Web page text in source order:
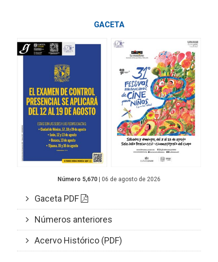
GACETA
Número 5,670 | 06 de agosto de 2026
Gaceta PDF
Números anteriores
Acervo Histórico (PDF)